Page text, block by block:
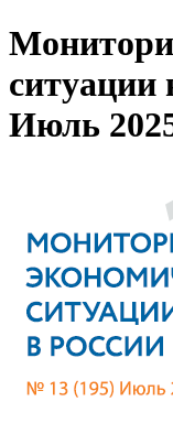
ситуации
Июль